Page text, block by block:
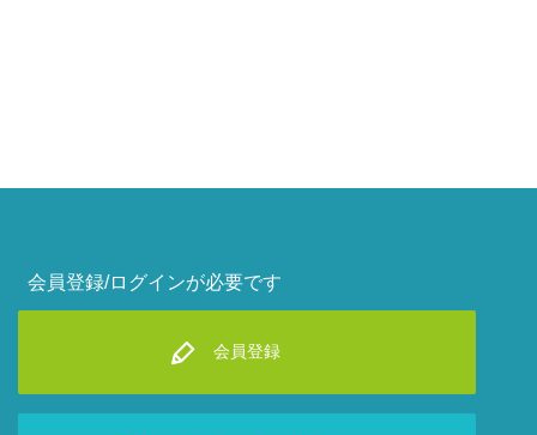
会員登録/ログインが必要です
会員登録